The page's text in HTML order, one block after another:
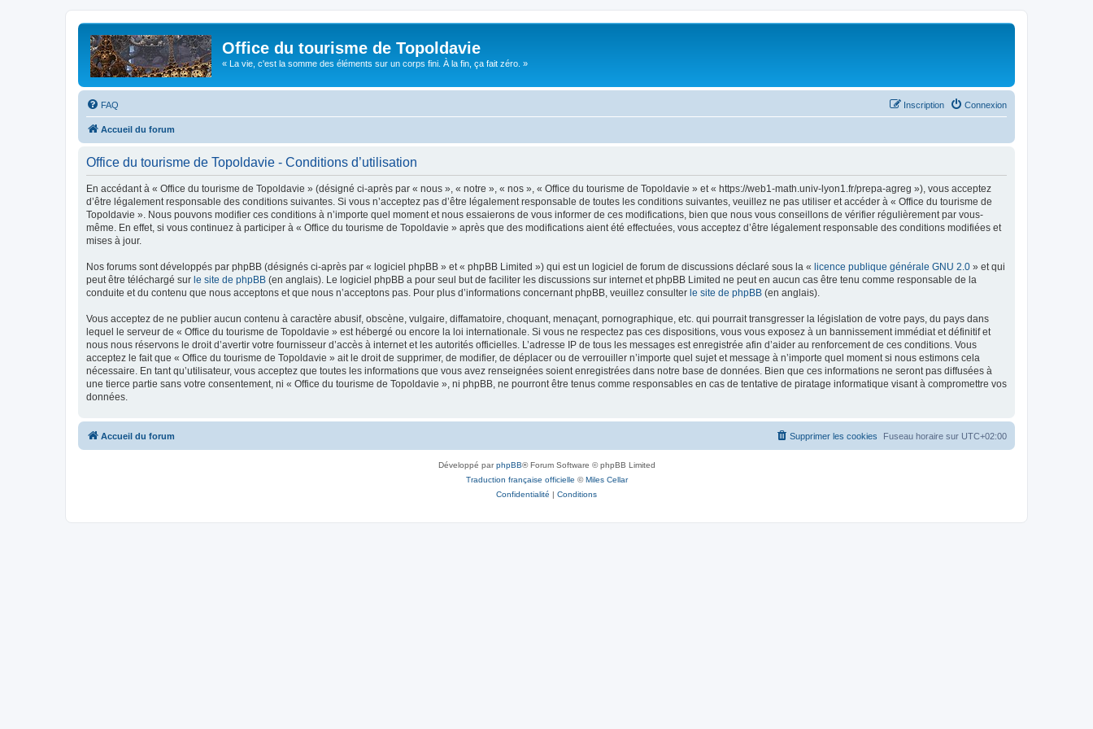
Office du tourisme de Topoldavie
« La vie, c'est la somme des éléments sur un corps fini. À la fin, ça fait zéro. »
FAQ Connexion
Inscription
Accueil du forum
Office du tourisme de Topoldavie - Conditions d’utilisation
En accédant à « Office du tourisme de Topoldavie » (désigné ci-après par « nous », « notre », « nos », « Office du tourisme de Topoldavie » et « https://web1-math.univ-lyon1.fr/prepa-agreg »), vous acceptez
d’être légalement responsable des conditions suivantes. Si vous n’acceptez pas d’être légalement responsable de toutes les conditions suivantes, veuillez ne pas utiliser et accéder à « Office du tourisme de
Topoldavie ». Nous pouvons modifier ces conditions à n’importe quel moment et nous essaierons de vous informer de ces modifications, bien que nous vous conseillons de vérifier régulièrement par vous-
même. En effet, si vous continuez à participer à « Office du tourisme de Topoldavie » après que des modifications aient été effectuées, vous acceptez d’être légalement responsable des conditions modifiées et
mises à jour.
Nos forums sont développés par phpBB (désignés ci-après par « logiciel phpBB » et « phpBB Limited ») qui est un logiciel de forum de discussions déclaré sous la « licence publique générale GNU 2.0 » et qui
peut être téléchargé sur le site de phpBB (en anglais). Le logiciel phpBB a pour seul but de faciliter les discussions sur internet et phpBB Limited ne peut en aucun cas être tenu comme responsable de la
conduite et du contenu que nous acceptons et que nous n’acceptons pas. Pour plus d’informations concernant phpBB, veuillez consulter le site de phpBB (en anglais).
Vous acceptez de ne publier aucun contenu à caractère abusif, obscène, vulgaire, diffamatoire, choquant, menaçant, pornographique, etc. qui pourrait transgresser la législation de votre pays, du pays dans
lequel le serveur de « Office du tourisme de Topoldavie » est hébergé ou encore la loi internationale. Si vous ne respectez pas ces dispositions, vous vous exposez à un bannissement immédiat et définitif et
nous nous réservons le droit d’avertir votre fournisseur d’accès à internet et les autorités officielles. L’adresse IP de tous les messages est enregistrée afin d’aider au renforcement de ces conditions. Vous
acceptez le fait que « Office du tourisme de Topoldavie » ait le droit de supprimer, de modifier, de déplacer ou de verrouiller n’importe quel sujet et message à n’importe quel moment si nous estimons cela
nécessaire. En tant qu’utilisateur, vous acceptez que toutes les informations que vous avez renseignées soient enregistrées dans notre base de données. Bien que ces informations ne seront pas diffusées à
une tierce partie sans votre consentement, ni « Office du tourisme de Topoldavie », ni phpBB, ne pourront être tenus comme responsables en cas de tentative de piratage informatique visant à compromettre vos
données.
Accueil du forum Fuseau horaire sur UTC+02:00
Supprimer les cookies
Développé parphpBB® Forum Software © phpBB Limited
Traduction française officielle ©Miles Cellar
Confidentialité | Conditions